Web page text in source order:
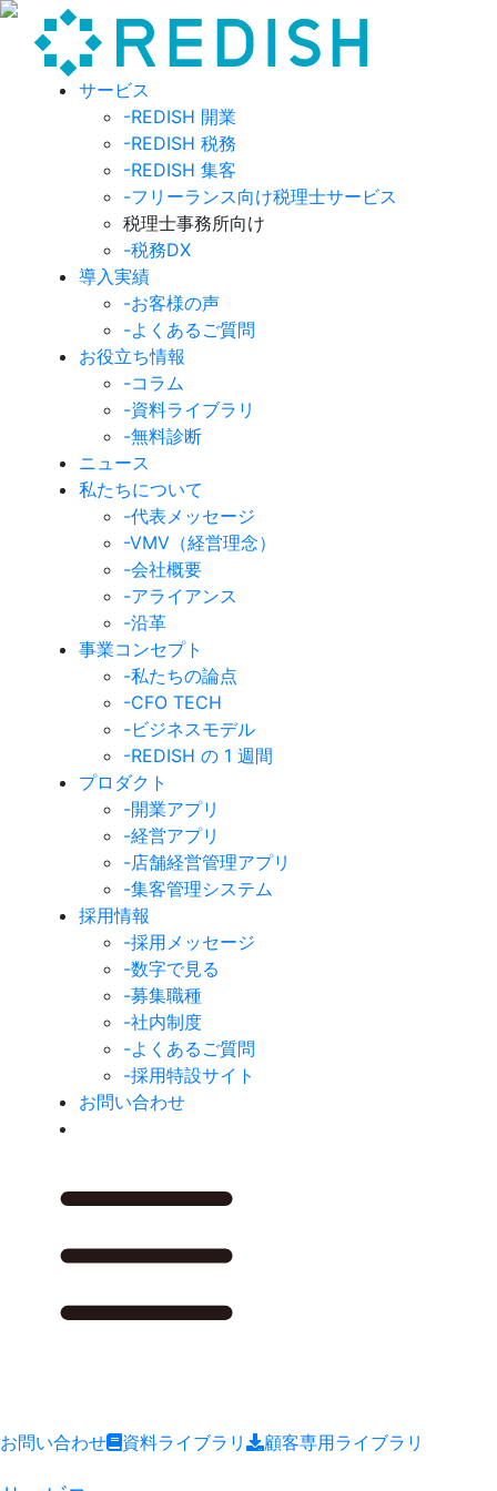
サービス
-REDISH 開業
-REDISH 税務
-REDISH 集客
-フリーランス向け税理士サービス
税理士事務所向け
-税務DX
導入実績
-お客様の声
-よくあるご質問
お役立ち情報
-コラム
-資料ライブラリ
-無料診断
ニュース
私たちについて
-代表メッセージ
-VMV（経営理念）
-会社概要
-アライアンス
-沿革
事業コンセプト
-私たちの論点
-CFO TECH
-ビジネスモデル
-REDISH の 1 週間
プロダクト
-開業アプリ
-経営アプリ
-店舗経営管理アプリ
-集客管理システム
採用情報
-採用メッセージ
-数字で見る
-募集職種
-社内制度
-よくあるご質問
-採用特設サイト
お問い合わせ
お問い合わせ 資料ライブラリ 顧客専用ライブラリ